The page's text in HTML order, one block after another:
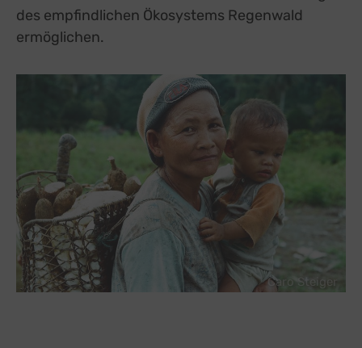
des empfindlichen Ökosystems Regenwald
ermöglichen.
Caro Steiger